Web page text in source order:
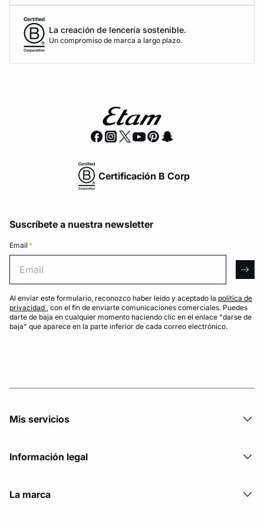
La creación de lencería sostenible.
Un compromiso de marca a largo plazo.
Certificación B Corp
Suscríbete a nuestra newsletter
Email *
Al enviar este formulario, reconozco haber leído y aceptado la política de
privacidad , con el fin de enviarte comunicaciones comerciales. Puedes
darte de baja en cualquier momento haciendo clic en el enlace "darse de
baja" que aparece en la parte inferior de cada correo electrónico.
Mis servicios
Información legal
La marca